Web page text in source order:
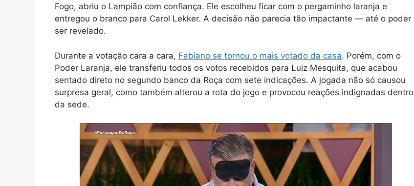
Fogo, abriu o Lampião com confiança. Ele escolheu ficar com o pergaminho laranja e
entregou o branco para Carol Lekker. A decisão não parecia tão impactante — até o poder
ser revelado.
Durante a votação cara a cara, Fabiano se tornou o mais votado da casa. Porém, com o
Poder Laranja, ele transferiu todos os votos recebidos para Luiz Mesquita, que acabou
sentado direto no segundo banco da Roça com sete indicações. A jogada não só causou
surpresa geral, como também alterou a rota do jogo e provocou reações indignadas dentro
da sede.